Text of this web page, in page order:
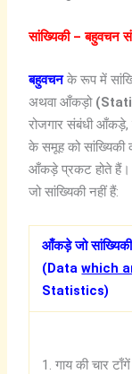
सांख्यिकी–बहुवचन
बहुवचन के रूप में
अथवा आँकड़ो
रोजगार संबंधी आँकड़े,
के समूह को सांख्यिकी
आँकड़े प्रकट होते
जो सांख्यिकी नहीं हैं:
आँकड़े जो सांख्यिकी
(Datawhich
Statistics)
1. गाय की चार